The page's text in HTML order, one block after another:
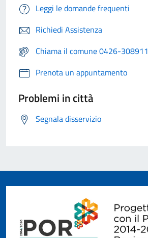
Leggi le domande frequenti
Richiedi Assistenza
Chiama il comune 0426-308911
Prenota un appuntamento
Problemi in città
Segnala disservizio